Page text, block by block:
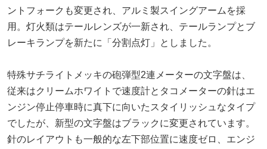
ントフォークも変更され、アルミ製スイングアームを採
用。灯火類はテールレンズが一新され、テールランプとブ
レーキランプを新たに「分割点灯」としました。
特殊サチライトメッキの砲弾型2連メーターの文字盤は、
従来はクリームホワイトで速度計とタコメーターの針はエ
ンジン停止停車時に真下に向いたスタイリッシュなタイプ
でしたが、新型の文字盤はブラックに変更されています。
針のレイアウトも一般的な左下部位置に速度ゼロ、エンジ